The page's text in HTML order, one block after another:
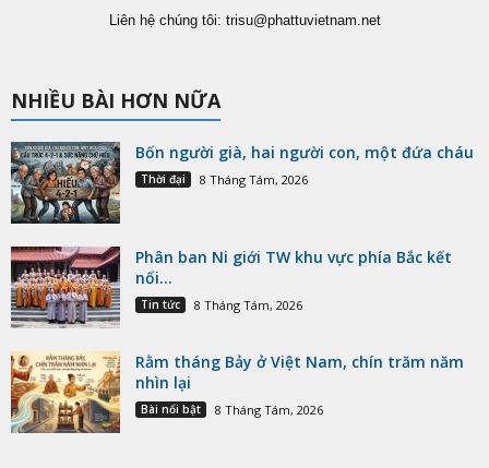
Liên hệ chúng tôi: trisu@phattuvietnam.net
NHIỀU BÀI HƠN NỮA
Bốn người già, hai người con, một đứa cháu
Thời đại 8 Tháng Tám, 2026
Phân ban Ni giới TW khu vực phía Bắc kết
nối...
Tin tức 8 Tháng Tám, 2026
Rằm tháng Bảy ở Việt Nam, chín trăm năm
nhìn lại
Bài nổi bật 8 Tháng Tám, 2026